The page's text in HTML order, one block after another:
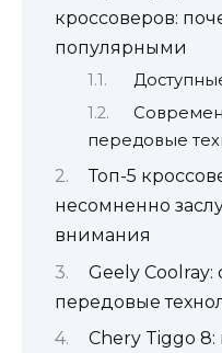
кроссоверов:
популярными
передовые
Топ-5
несомненно
внимания
Geely
передовые
Chery Tiggo